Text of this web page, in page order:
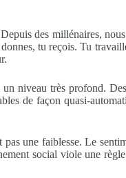
des millénaires,
tu reçois. Tu
niveau très profond.
de façon quasi-
pas une faiblesse. Le
social viole une